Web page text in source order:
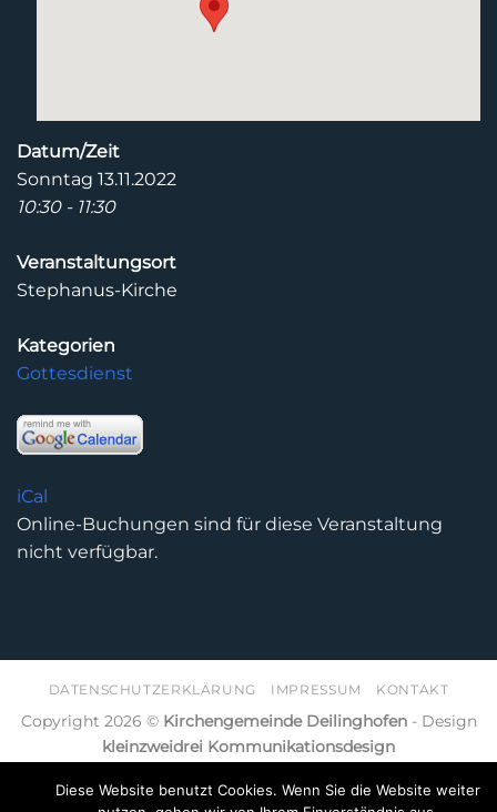
Datum/Zeit
Sonntag 13.11.2022
10:30 - 11:30
Veranstaltungsort
Stephanus-Kirche
Kategorien
Gottesdienst
iCal
Online-Buchungen sind für diese Veranstaltung
nicht verfügbar.
DATENSCHUTZERKLÄRUNG IMPRESSUM KONTAKT
Copyright 2026 © Kirchengemeinde Deilinghofen- Design
kleinzweidrei Kommunikationsdesign
Diese Website benutzt Cookies. Wenn Sie die Website weiter